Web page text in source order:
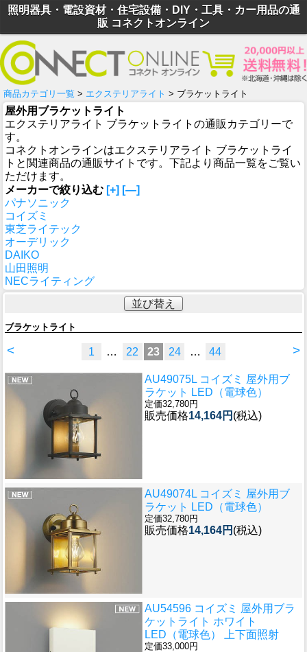
照明器具・電設資材・住宅設備・DIY・工具・カー用品の通
販 コネクトオンライン
商品カテゴリ一覧 > エクステリアライト > ブラケットライト
屋外用ブラケットライト
エクステリアライト ブラケットライトの通販カテゴリーで
す。
コネクトオンラインはエクステリアライト ブラケットライ
トと関連商品の通販サイトです。下記より商品一覧をご覧い
ただけます。
メーカーで絞り込む [+] [—]
パナソニック
コイズミ
東芝ライテック
オーデリック
DAIKO
山田照明
NECライティング
並び替え
ブラケットライト
< >
1 … 22 23 24 … 44
AU49075L コイズミ 屋外用ブ
ラケット LED（電球色）
定価32,780円
販売価格14,164円 (税込)
AU49074L コイズミ 屋外用ブ
ラケット LED（電球色）
定価32,780円
販売価格14,164円 (税込)
AU54596 コイズミ 屋外用ブラ
ケットライト ホワイト
LED（電球色） 上下面照射
定価33,000円